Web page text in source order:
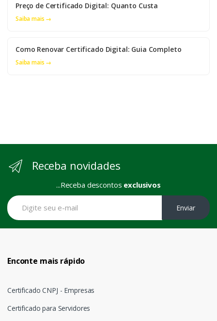
Preço de Certificado Digital: Quanto Custa
Saiba mais →
Como Renovar Certificado Digital: Guia Completo
Saiba mais →
Receba novidades
...Receba descontos exclusivos
Enviar
Enconte mais rápido
Certificado CNPJ - Empresas
Certificado para Servidores